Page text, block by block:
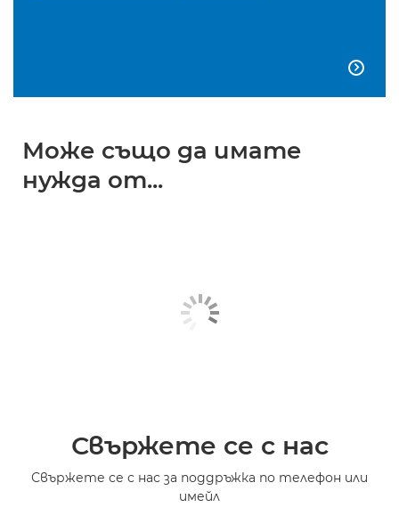

Може също да имате
нужда от...
Свържете се с нас
Свържете се с нас за поддръжка по телефон или
имейл